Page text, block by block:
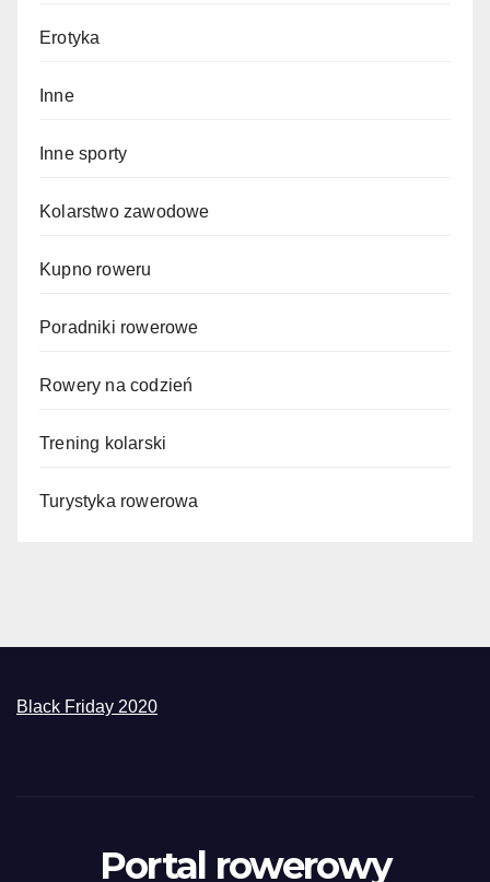
Erotyka
Inne
Inne sporty
Kolarstwo zawodowe
Kupno roweru
Poradniki rowerowe
Rowery na codzień
Trening kolarski
Turystyka rowerowa
Black Friday 2020
Portal rowerowy